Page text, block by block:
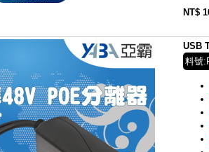
NT$
USB
料號